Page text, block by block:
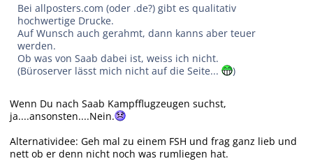
Bei allposters.com (oder .de?) gibt es qualitativ
hochwertige Drucke.
Auf Wunsch auch gerahmt, dann kanns aber teuer
werden.
Ob was von Saab dabei ist, weiss ich nicht.
(Büroserver lässt mich nicht auf die Seite...
)
Wenn Du nach Saab Kampfflugzeugen suchst,
ja....ansonsten....Nein.
Alternatividee: Geh mal zu einem FSH und frag ganz lieb und
nett ob er denn nicht noch was rumliegen hat.